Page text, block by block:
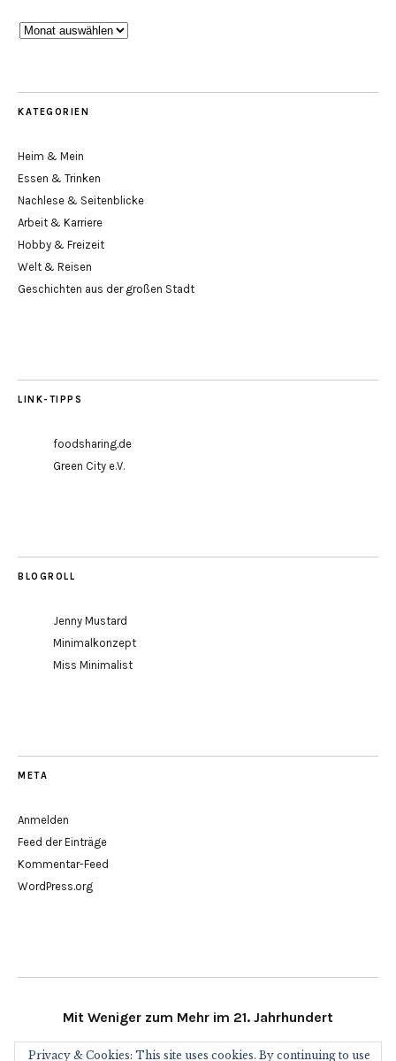
Blog-
KATEGORIEN
Heim & Mein
Essen & Trinken
Nachlese & Seitenblicke
Arbeit & Karriere
Hobby & Freizeit
Welt & Reisen
Geschichten aus der großen Stadt
LINK-TIPPS
foodsharing.de
Green City e.V.
BLOGROLL
Jenny Mustard
Minimalkonzept
Miss Minimalist
META
Anmelden
Feed der Einträge
Kommentar-Feed
WordPress.org
Mit Weniger zum Mehr im 21. Jahrhundert
Privacy & Cookies: This site uses cookies. By continuing to use